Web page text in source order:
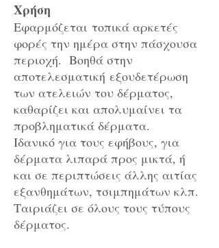
Χρήση
Εφαρμόζεται τοπικά αρκετές
φορές την ημέρα στην πάσχουσα
περιοχή. Βοηθά στην
αποτελεσματική εξουδετέρωση
των ατελειών του δέρματος,
καθαρίζει και απολυμαίνει τα
προβληματικά δέρματα.
Ιδανικό για τους εφήβους, για
δέρματα λιπαρά προς μικτά, ή
και σε περιπτώσεις άλλης αιτίας
εξανθημάτων, τσιμπημάτων κλπ.
Ταιριάζει σε όλους τους τύπους
δέρματος.